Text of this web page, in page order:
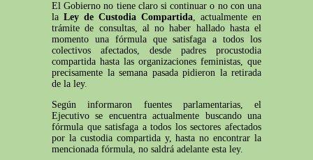
El Gobierno no tiene claro si continuar o no con una
la Ley de Custodia Compartida, actualmente en
trámite de consultas, al no haber hallado hasta el
momento una fórmula que satisfaga a todos los
colectivos afectados, desde padres procustodia
compartida hasta las organizaciones feministas, que
precisamente la semana pasada pidieron la retirada
de la ley.
Según informaron fuentes parlamentarias, el
Ejecutivo se encuentra actualmente buscando una
fórmula que satisfaga a todos los sectores afectados
por la custodia compartida y, hasta no encontrar la
mencionada fórmula, no saldrá adelante esta ley.